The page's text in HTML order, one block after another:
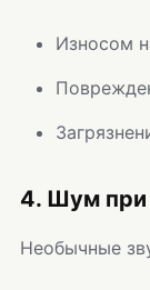
Износом
4. Шум при
Необычные